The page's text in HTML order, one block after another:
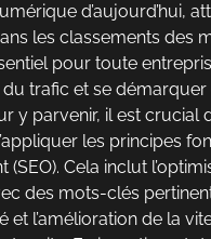
d’aujourd’hui,
les classements des
pour toute
trafic et se démarquer
y parvenir, il est crucial
les principes
Cela inclut
des mots-clés
et l’amélioration de la